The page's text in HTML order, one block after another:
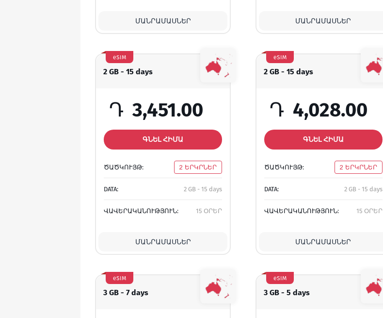
ՄԱՆՐԱՄԱՍՆԵՐ ՄԱՆՐԱՄԱՍՆԵՐ
2 GB - 15 days
eSIM
Դ 3,451.00
ԳՆԵԼ ՀԻՄԱ
ԾԱԾԿՈՒՅԹ: 2 ԵՐԿՐՆԵՐ
DATA: 2 GB - 15 days
ՎԱՎԵՐԱԿԱՆՈՒԹՅՈՒՆ: 15 ՕՐԵՐ
ՄԱՆՐԱՄԱՍՆԵՐ
2 GB - 15 days
eSIM
Դ 4,028.00
ԳՆԵԼ ՀԻՄԱ
ԾԱԾԿՈՒՅԹ: 2 ԵՐԿՐՆԵՐ
DATA: 2 GB - 15 days
ՎԱՎԵՐԱԿԱՆՈՒԹՅՈՒՆ: 15 ՕՐԵՐ
ՄԱՆՐԱՄԱՍՆԵՐ
3 GB - 7 days
eSIM
3 GB - 5 days
eSIM